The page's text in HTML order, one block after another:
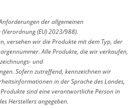
der allgemeinen
(EU) 2023/988).
versehen wir die Produkte mit dem Typ, der
Alle Produkte, die wir verkaufen,
und
Sofern zutreffend, kennzeichnen wir
in der Sprache des Landes,
sind eine verantwortliche Person in
Herstellers angegeben.